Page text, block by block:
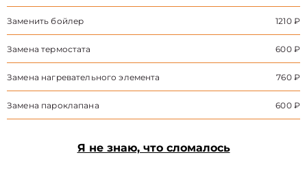
Заменить бойлер 1210 ₽
Замена термостата 600 ₽
Замена нагревательного элемента 760 ₽
Замена пароклапана 600 ₽
Я не знаю, что сломалось